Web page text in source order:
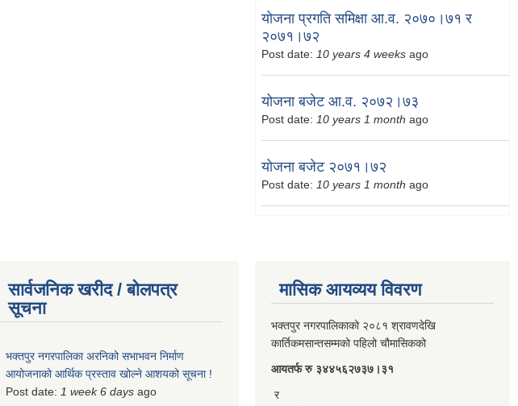
योजना प्रगति समिक्षा आ.व. २०७०।७१ र
२०७१।७२
Post date: 10 years 4 weeks ago
योजना बजेट आ.व. २०७२।७३
Post date: 10 years 1 month ago
योजना बजेट २०७१।७२
Post date: 10 years 1 month ago
सार्वजनिक खरीद / बोलपत्र
सूचना
भक्तपुर नगरपालिका अरनिको सभाभवन निर्माण
आयोजनाको आर्थिक प्रस्ताव खोल्ने आशयको सूचना !
Post date: 1 week 6 days ago
मासिक आयव्यय विवरण
भक्तपुर नगरपालिकाको २०८१ श्रावणदेखि
कार्तिकमसान्तसम्मको पहिलो चौमासिकको
आयतर्फ रु‌ ३४४५६२७३७।३१
र